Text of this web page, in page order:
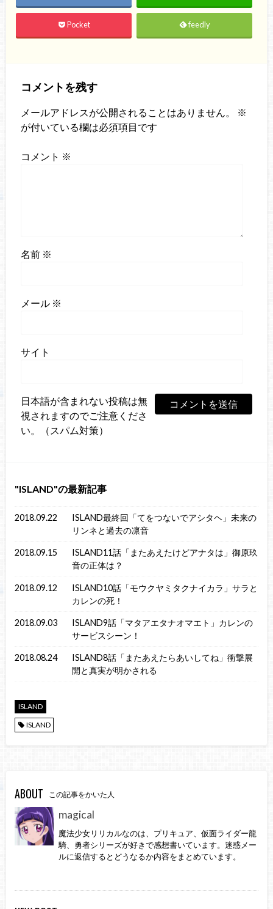
Pocket feedly
コメントを残す
メールアドレスが公開されることはありません。
※
が付いている欄は必須項目です
コメント ※
名前 ※
メール ※
サイト
日本語が含まれない投稿は無
視されますのでご注意くださ
い。（スパム対策）
ISLAND の最新記事
2018.09.22
ISLAND最終回「てをつないでアシタヘ」未来の
リンネと過去の凛音
2018.09.15
ISLAND11話「またあえたけどアナタは」御原玖
音の正体は？
2018.09.12
ISLAND10話「モウクヤミタクナイカラ」サラと
カレンの死！
2018.09.03
ISLAND9話「マタアエタナオマエト」カレンの
サービスシーン！
2018.08.24
ISLAND8話「またあえたらあいしてね」衝撃展
開と真実が明かされる
ISLAND
ISLAND
ABOUT この記事をかいた人
magical
魔法少女リリカルなのは、プリキュア、仮面ライダー龍
騎、勇者シリーズが好きで感想書いています。迷惑メー
ルに返信するとどうなるか内容をまとめています。